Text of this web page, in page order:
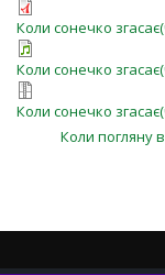
Коли сонечко
Коли сонечко
Коли сонечко
Коли погляну в